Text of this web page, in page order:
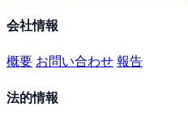
会社情報
概要 お問い合わせ報告
法的情報